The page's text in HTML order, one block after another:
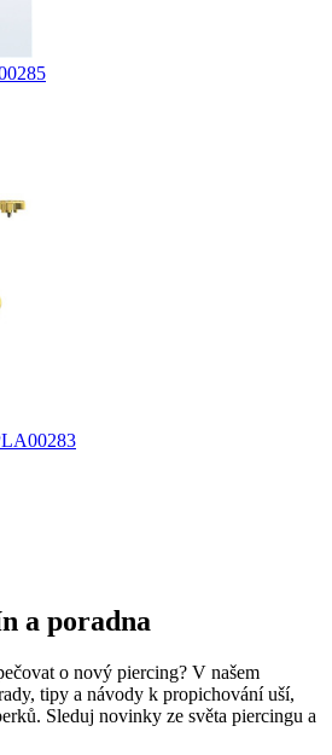
a poradna
o nový piercing? V našem
tipy a návody k propichování uší,
Sleduj novinky ze světa piercingu a